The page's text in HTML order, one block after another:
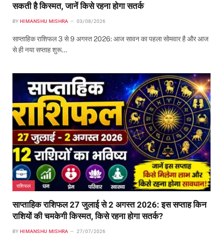
सकती है किस्मत, जानें किसे रहना होगा सतर्क
BY HIMANSHU MISHRA 03/08/2026
साप्ताहिक राशिफल 3 से 9 अगस्त 2026: आज सावन का पहला सोमवार है और आज
से ही नया सप्ताह शुरू…
राशिफल
साप्ताहिक राशिफल 27 जुलाई से 2 अगस्त 2026: इस सप्ताह किन
राशियों की चमकेगी किस्मत, किसे रहना होगा सतर्क?
BY HIMANSHU MISHRA 27/07/2026